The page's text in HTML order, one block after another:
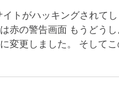
トがハッキングされて
赤の警告画面 もうどう
変更しました。 そして